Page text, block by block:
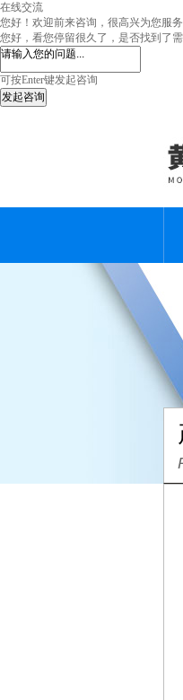
在线交流
您好！欢迎前来咨询，很高兴为您服
您好，看您停留很久了，是否找到了
可按Enter键发起咨询
发起咨询